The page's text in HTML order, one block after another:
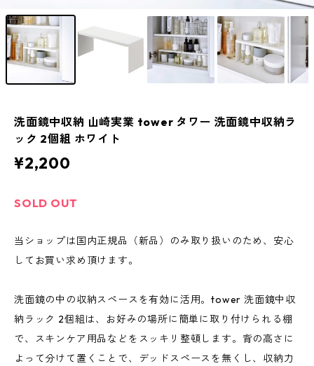
洗面鏡中収納 山崎実業 tower タワー 洗面鏡中収納ラ
ック 2個組 ホワイト
¥2,200
SOLD OUT
当ショップは国内正規品（新品）のみ取り扱いのため、安心
してお買い求め頂けます。
洗面鏡の中の収納スペースを有効に活用。tower 洗面鏡中収
納ラック 2個組は、お好みの場所に簡単に取り付けられる棚
で、スキンケア用品などをスッキリ整頓します。背の高さに
よって分けて置くことで、デッドスペースを無くし、収納力